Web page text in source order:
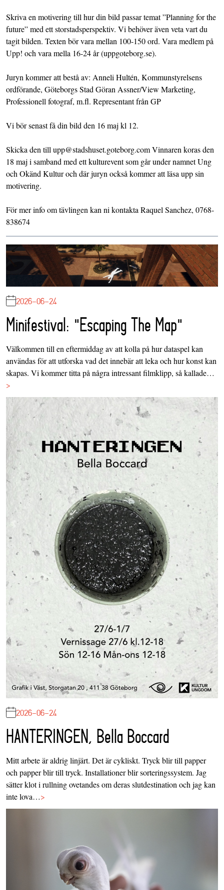
Skriva en motivering till hur din bild passar temat ”Planning for the
future” med ett storstadsperspektiv. Vi behöver även veta vart du
tagit bilden. Texten bör vara mellan 100-150 ord. Vara medlem på
Upp! och vara mella 16-24 år (uppgoteborg.se).
Juryn kommer att bestå av: Anneli Hultén, Kommunstyrelsens
ordförande, Göteborgs Stad Göran Assner/View Marketing,
Professionell fotograf, m.fl. Representant från GP
Vi bör senast få din bild den 16 maj kl 12.
Skicka den till upp@stadshuset.goteborg.com Vinnaren koras den
18 maj i samband med ett kulturevent som går under namnet Ung
och Okänd Kultur och där juryn också kommer att läsa upp sin
motivering.
För mer info om tävlingen kan ni kontakta Raquel Sanchez, 0768-
838674
2026-06-24
Minifestival: "Escaping The Map"
Välkommen till en eftermiddag av att kolla på hur dataspel kan
användas för att utforska vad det innebär att leka och hur konst kan
skapas. Vi kommer titta på några intressant filmklipp, så kallade…
>
2026-06-24
HANTERINGEN, Bella Boccard
Mitt arbete är aldrig linjärt. Det är cykliskt. Tryck blir till papper
och papper blir till tryck. Installationer blir sorteringssystem. Jag
sätter klot i rullning ovetandes om deras slutdestination och jag kan
inte lova…>